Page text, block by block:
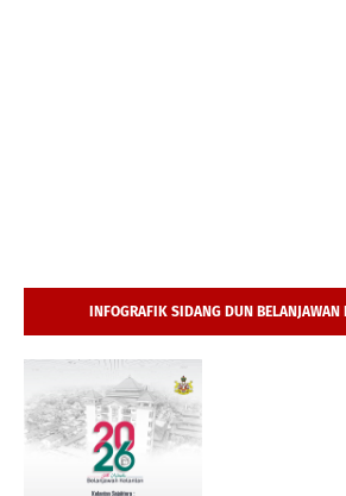
INFOGRAFIK SIDANG DUN BELANJAWAN